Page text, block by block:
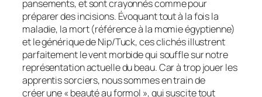
pansements, et sont crayonnés comme pour
préparer des incisions. Évoquant tout à la fois la
maladie, la mort (référence à la momie égyptienne)
et le générique de Nip/Tuck, ces clichés illustrent
parfaitement le vent morbide qui souffle sur notre
représentation actuelle du beau. Car à trop jouer les
apprentis sorciers, nous sommes en train de
créer une « beauté au formol », qui suscite tout